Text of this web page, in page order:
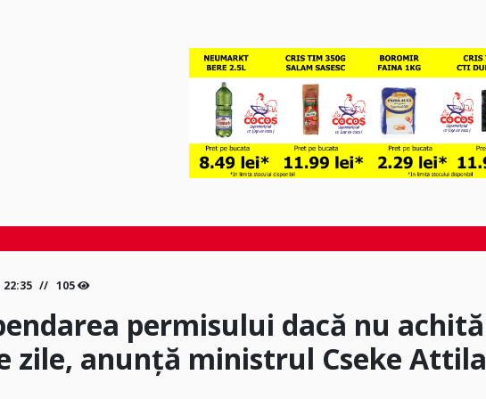
22:35 105
permisului dacă nu achită
zile, anunță ministrul Cseke